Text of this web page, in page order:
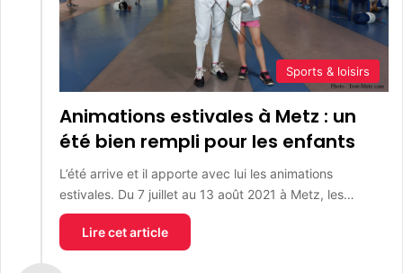
Sports & loisirs
Animations estivales à Metz : un
été bien rempli pour les enfants
L’été arrive et il apporte avec lui les animations
estivales. Du 7 juillet au 13 août 2021 à Metz, les…
Lire cet article